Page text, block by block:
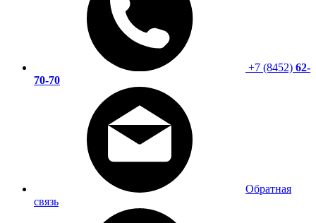
+7 (8452) 62-
70-70
Обратная
связь